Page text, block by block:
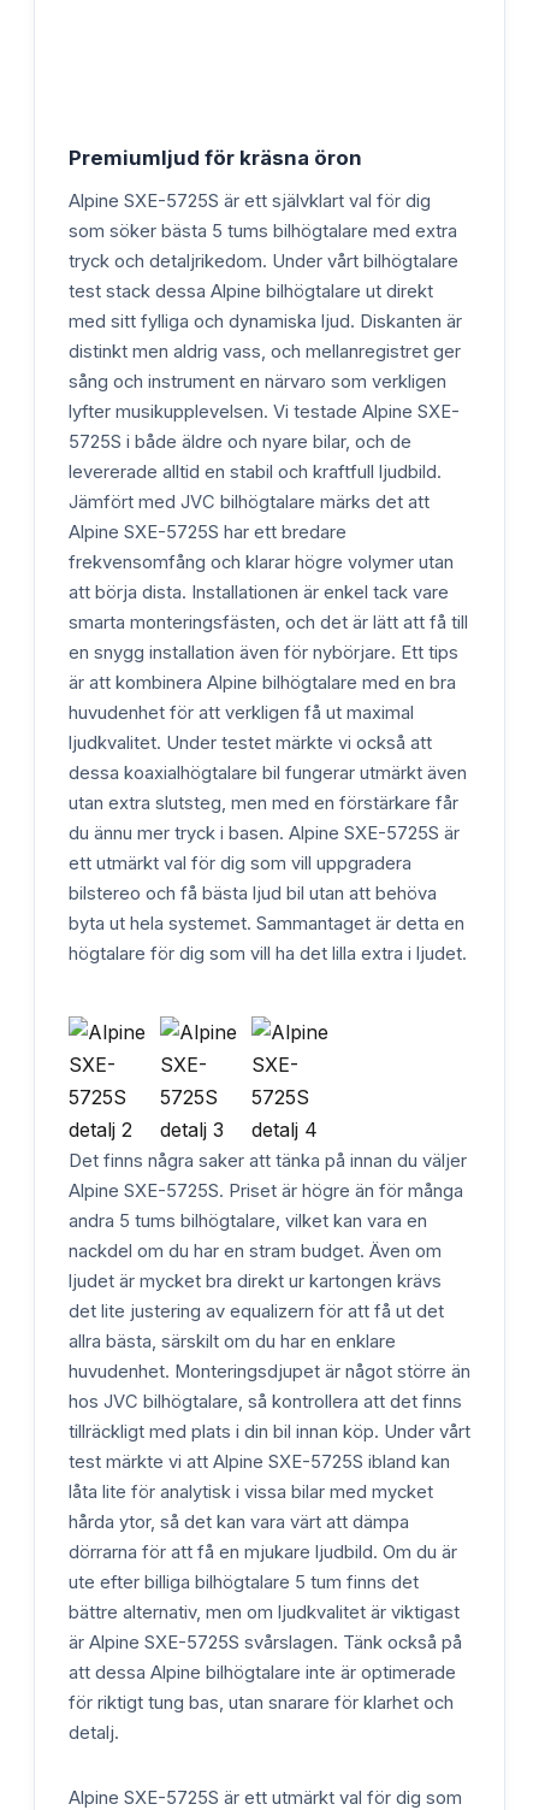
Premiumljud för kräsna öron
Alpine SXE-5725S är ett självklart val för dig
som söker bästa 5 tums bilhögtalare med extra
tryck och detaljrikedom. Under vårt bilhögtalare
test stack dessa Alpine bilhögtalare ut direkt
med sitt fylliga och dynamiska ljud. Diskanten är
distinkt men aldrig vass, och mellanregistret ger
sång och instrument en närvaro som verkligen
lyfter musikupplevelsen. Vi testade Alpine SXE-
5725S i både äldre och nyare bilar, och de
levererade alltid en stabil och kraftfull ljudbild.
Jämfört med JVC bilhögtalare märks det att
Alpine SXE-5725S har ett bredare
frekvensomfång och klarar högre volymer utan
att börja dista. Installationen är enkel tack vare
smarta monteringsfästen, och det är lätt att få till
en snygg installation även för nybörjare. Ett tips
är att kombinera Alpine bilhögtalare med en bra
huvudenhet för att verkligen få ut maximal
ljudkvalitet. Under testet märkte vi också att
dessa koaxialhögtalare bil fungerar utmärkt även
utan extra slutsteg, men med en förstärkare får
du ännu mer tryck i basen. Alpine SXE-5725S är
ett utmärkt val för dig som vill uppgradera
bilstereo och få bästa ljud bil utan att behöva
byta ut hela systemet. Sammantaget är detta en
högtalare för dig som vill ha det lilla extra i ljudet.
Det finns några saker att tänka på innan du väljer
Alpine SXE-5725S. Priset är högre än för många
andra 5 tums bilhögtalare, vilket kan vara en
nackdel om du har en stram budget. Även om
ljudet är mycket bra direkt ur kartongen krävs
det lite justering av equalizern för att få ut det
allra bästa, särskilt om du har en enklare
huvudenhet. Monteringsdjupet är något större än
hos JVC bilhögtalare, så kontrollera att det finns
tillräckligt med plats i din bil innan köp. Under vårt
test märkte vi att Alpine SXE-5725S ibland kan
låta lite för analytisk i vissa bilar med mycket
hårda ytor, så det kan vara värt att dämpa
dörrarna för att få en mjukare ljudbild. Om du är
ute efter billiga bilhögtalare 5 tum finns det
bättre alternativ, men om ljudkvalitet är viktigast
är Alpine SXE-5725S svårslagen. Tänk också på
att dessa Alpine bilhögtalare inte är optimerade
för riktigt tung bas, utan snarare för klarhet och
detalj.
Alpine SXE-5725S är ett utmärkt val för dig som